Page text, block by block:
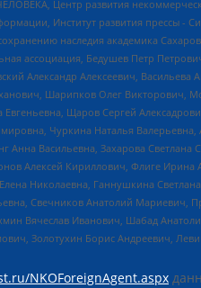
Центр развития
Институт развития прессы -
наследия академика
ассоциация, Бедушев Петр
Александр Алексеевич,
Шарипков Олег Викторович,
Щаров Сергей
Чуркина Наталья
Васильевна, Захарова
Алексей Кириллович, Флиге
Николаевна, Ганнушкина
Свечников Анатолий Мариевич,
Вячеслав Иванович, Шабад
Золотухин Борис Андреевич,
NKOForeignAgent.aspx